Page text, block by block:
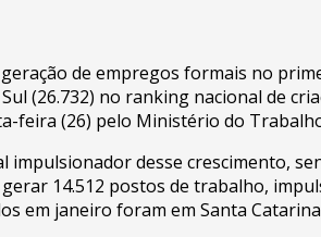
de empregos formais no
(26.732) no ranking nacional de
feira (26) pelo Ministério do
desse crescimento,
14.512 postos de trabalho,
em janeiro foram em Santa